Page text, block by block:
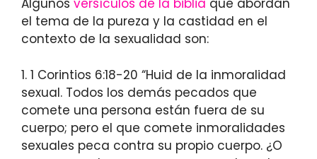
Algunos versículos de la biblia que abordan
el tema de la pureza y la castidad en el
contexto de la sexualidad son:
1. 1 Corintios 6:18-20 “Huid de la inmoralidad
sexual. Todos los demás pecados que
comete una persona están fuera de su
cuerpo; pero el que comete inmoralidades
sexuales peca contra su propio cuerpo. ¿O